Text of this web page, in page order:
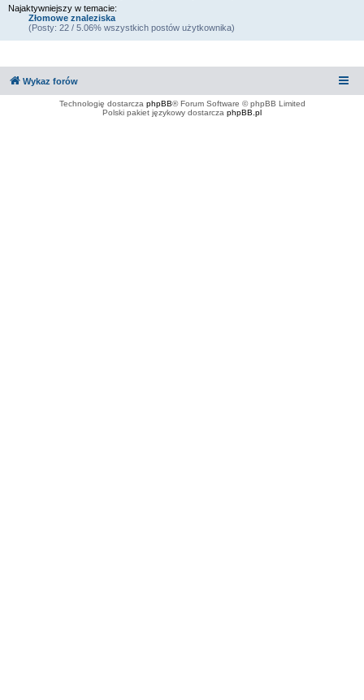
Najaktywniejszy w temacie:
Złomowe znaleziska
(Posty: 22 / 5.06% wszystkich postów użytkownika)
Wykaz forów
Technologię dostarcza phpBB® Forum Software © phpBB Limited
Polski pakiet językowy dostarcza phpBB.pl